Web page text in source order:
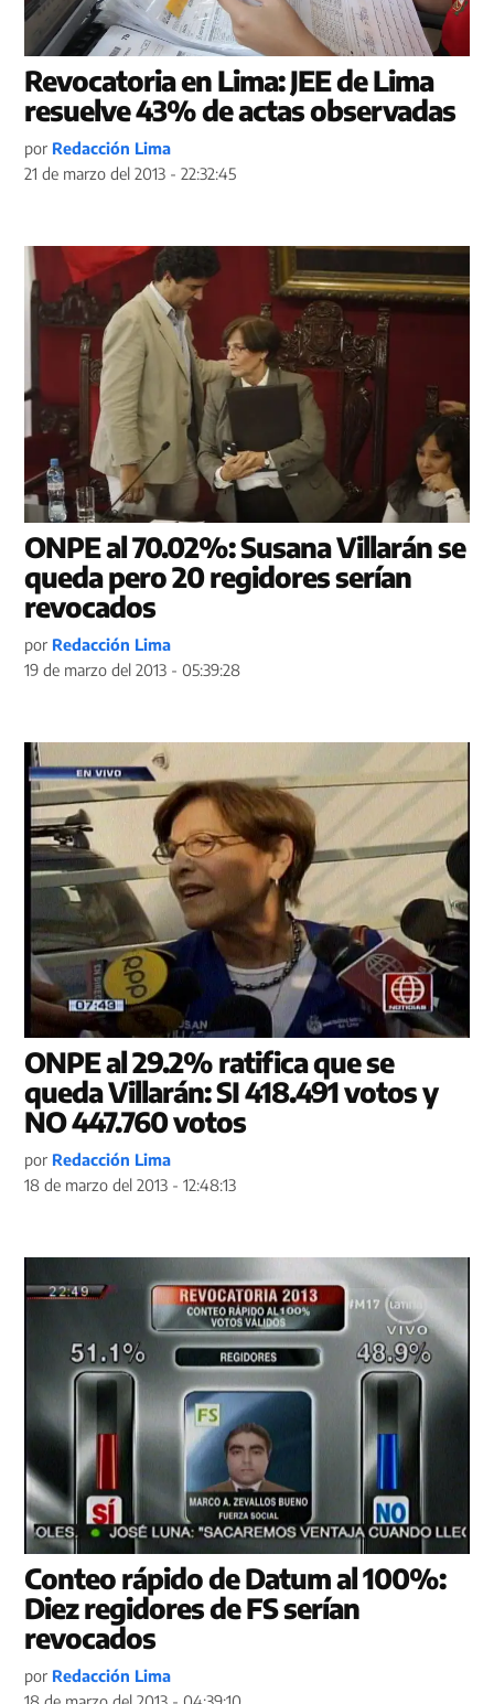
Revocatoria en Lima: JEE de Lima
resuelve 43% de actas observadas
por Redacción Lima
21 de marzo del 2013 - 22:32:45
ONPE al 70.02%: Susana Villarán se
queda pero 20 regidores serían
revocados
por Redacción Lima
19 de marzo del 2013 - 05:39:28
ONPE al 29.2% ratifica que se
queda Villarán: SI 418.491 votos y
NO 447.760 votos
por Redacción Lima
18 de marzo del 2013 - 12:48:13
Conteo rápido de Datum al 100%:
Diez regidores de FS serían
revocados
por Redacción Lima